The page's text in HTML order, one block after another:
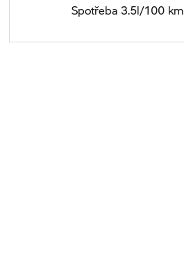
Spotřeba 3.5l/100 km